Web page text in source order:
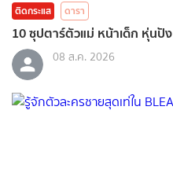
ติดกระแส ดารา
10 ซุปตาร์ตัวแม่ หน้าเด็ก หุ่นปัง
08 ส.ค. 2026